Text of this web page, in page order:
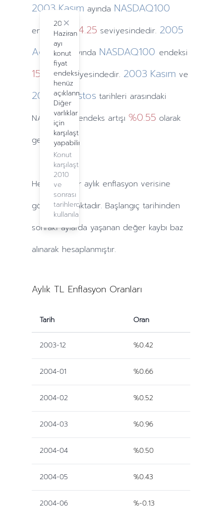
2024
Haziran
ayı
konut
fiyat
endeksi
henüz
açıklanmadı.
Diğer
varlıklar
için
karşılaştırma
yapabilirsiniz.
Konut
karşılaştırma,
2010
ve
sonrası
tarihlerde
kullanılabilir.
Close
2003 Kasım ayında NASDAQ100
endeksi1424.25 seviyesindedir. 2005
Ağustos
ayında NASDAQ100 endeksi
1581.71seviyesindedir. 2003 Kasım ve
2005 Ağustos tarihleri arasındaki
NASDAQ100 endeks artışı %0.55 olarak
gerçekleşti.
Hesaplamalar aylık enflasyon verisine
göre yapılmaktadır. Başlangıç tarihinden
sonraki aylarda yaşanan değer kaybı baz
alınarak hesaplanmıştır.
Aylık TL Enflasyon Oranları
Tarih Oran
2003-12 %0.42
2004-01 %0.66
2004-02 %0.52
2004-03 %0.96
2004-04 %0.50
2004-05 %0.43
2004-06 %-0.13